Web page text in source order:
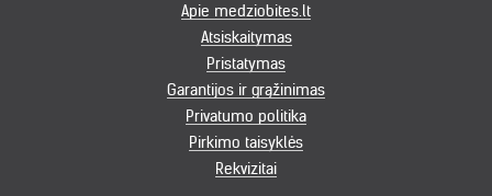
Apie medziobites.lt
Atsiskaitymas
Pristatymas
Garantijos ir grąžinimas
Privatumo politika
Pirkimo taisyklės
Rekvizitai